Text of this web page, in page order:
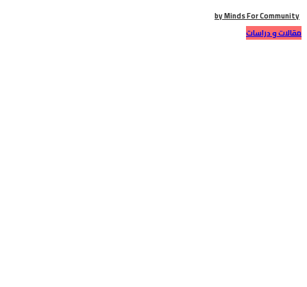
byMinds For Community
مقالات و دراسات